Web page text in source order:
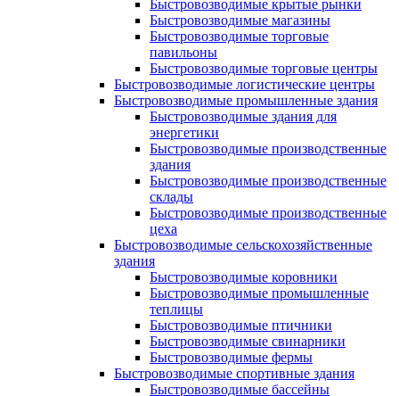
Быстровозводимые крытые рынки
Быстровозводимые магазины
Быстровозводимые торговые
павильоны
Быстровозводимые торговые центры
Быстровозводимые логистические центры
Быстровозводимые промышленные здания
Быстровозводимые здания для
энергетики
Быстровозводимые производственные
здания
Быстровозводимые производственные
склады
Быстровозводимые производственные
цеха
Быстровозводимые сельскохозяйственные
здания
Быстровозводимые коровники
Быстровозводимые промышленные
теплицы
Быстровозводимые птичники
Быстровозводимые свинарники
Быстровозводимые фермы
Быстровозводимые спортивные здания
Быстровозводимые бассейны